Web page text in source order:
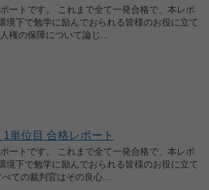
ートです。 これまで全て一発合格で、本レポ
下で勉学に励んでおられる皆様のお役に立て
権の保障について論じ...
単位目 合格レポート
ートです。 これまで全て一発合格で、本レポ
下で勉学に励んでおられる皆様のお役に立て
ての裁判官はその良心...